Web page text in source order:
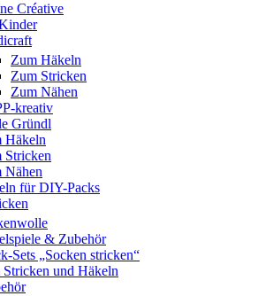
Créative
Zum Häkeln
Zum Stricken
Zum Nähen
kreativ
Gründl
Häkeln
Stricken
Nähen
für DIY-Packs
& Zubehör
Sets „Socken stricken“
und Häkeln